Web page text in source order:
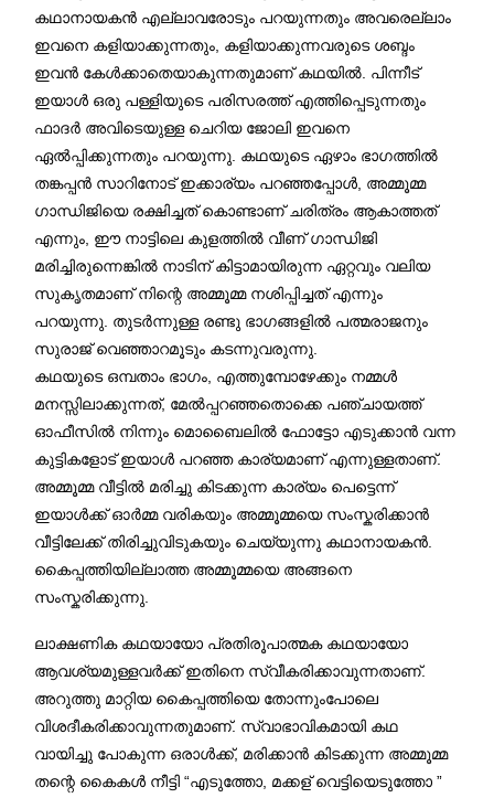
കഥാനായകൻ എല്ലാവരോടും പറയുന്നതും അവരെല്ലാം
ഇവനെ കളിയാക്കുന്നതും, കളിയാക്കുന്നവരുടെ ശബ്ദം
ഇവൻ കേൾക്കാതെയാകുന്നതുമാണ് കഥയിൽ. പിന്നീട്
ഇയാൾ ഒരു പള്ളിയുടെ പരിസരത്ത് എത്തിപ്പെടുന്നതും
ഫാദർ അവിടെയുള്ള ചെറിയ ജോലി ഇവനെ
ഏൽപ്പിക്കുന്നതും പറയുന്നു. കഥയുടെ ഏഴാം ഭാഗത്തിൽ
തങ്കപ്പൻ സാറിനോട് ഇക്കാര്യം പറഞ്ഞപ്പോൾ, അമ്മൂമ്മ
ഗാന്ധിജിയെ രക്ഷിച്ചത് കൊണ്ടാണ് ചരിത്രം ആകാത്തത്
എന്നും, ഈ നാട്ടിലെ കുളത്തിൽ വീണ് ഗാന്ധിജി
മരിച്ചിരുന്നെങ്കിൽ നാടിന് കിട്ടാമായിരുന്ന ഏറ്റവും വലിയ
സുകൃതമാണ് നിന്റെ അമ്മൂമ്മ നശിപ്പിച്ചത് എന്നും
പറയുന്നു. തുടർന്നുള്ള രണ്ടു ഭാഗങ്ങളിൽ പത്മരാജനും
സുരാജ് വെഞ്ഞാറമൂടും കടന്നുവരുന്നു.
കഥയുടെ ഒമ്പതാം ഭാഗം, എത്തുമ്പോഴേക്കും നമ്മൾ
മനസ്സിലാക്കുന്നത്, മേൽപ്പറഞ്ഞതൊക്കെ പഞ്ചായത്ത്
ഓഫീസിൽ നിന്നും മൊബൈലിൽ ഫോട്ടോ എടുക്കാൻ വന്ന
കുട്ടികളോട് ഇയാൾ പറഞ്ഞ കാര്യമാണ് എന്നുള്ളതാണ്.
അമ്മൂമ്മ വീട്ടിൽ മരിച്ചു കിടക്കുന്ന കാര്യം പെട്ടെന്ന്
ഇയാൾക്ക് ഓർമ്മ വരികയും അമ്മൂമ്മയെ സംസ്കരിക്കാൻ
വീട്ടിലേക്ക് തിരിച്ചുവിടുകയും ചെയ്യുന്നു കഥാനായകൻ.
കൈപ്പത്തിയില്ലാത്ത അമ്മൂമ്മയെ അങ്ങനെ
സംസ്കരിക്കുന്നു.
ലാക്ഷണിക കഥയായോ പ്രതിരൂപാത്മക കഥയായോ
ആവശ്യമുള്ളവർക്ക് ഇതിനെ സ്വീകരിക്കാവുന്നതാണ്.
അറുത്തു മാറ്റിയ കൈപ്പത്തിയെ തോന്നുംപോലെ
വിശദീകരിക്കാവുന്നതുമാണ്. സ്വാഭാവികമായി കഥ
വായിച്ചു പോകുന്ന ഒരാൾക്ക്, മരിക്കാൻ കിടക്കുന്ന അമ്മൂമ്മ
തന്റെ കൈകൾ നീട്ടി “എടുത്തോ, മക്കള് വെട്ടിയെടുത്തോ ”